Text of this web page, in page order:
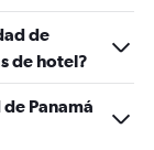
de
de hotel?
Panamá